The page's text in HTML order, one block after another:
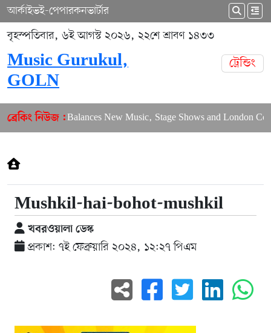
আর্কাইভই-পেপারকনভার্টার
বৃহস্পতিবার, ৬ই আগস্ট ২০২৬, ২২শে শ্রাবণ ১৪৩৩
Music Gurukul,
GOLN
ট্রেন্ডিং
ব্রেকিং নিউজ :Puja Balances New Music, Stage Shows and London
Mushkil-hai-bohot-mushkil
খবরওয়ালা ডেস্ক
প্রকাশ: ৭ই ফেব্রুয়ারি ২০২৪, ১২:২৭ পিএম